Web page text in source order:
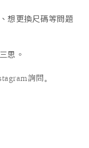
想更換尺碼等問題
思。
詢問。